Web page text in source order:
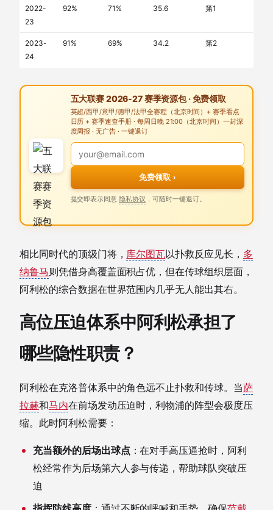
2022-
23
92% 71% 35.6 第1
2023-
24
91% 69% 34.2 第2
五大联赛 2026-27 赛季资源包 · 免费领取
英超/西甲/意甲/德甲/法甲全赛程（北京时间）+ 赛季看点
日历 + 赛季速查手册 · 每周日晚 21:00（北京时间）一封深
度周报 · 无广告 · 一键退订
免费领取 ›
提交即表示同意隐私协议 ，可随时一键退订。
相比同时代的顶级门将， 库尔图瓦以扑救反应见长， 多
纳鲁马 则凭借身高覆盖面积占优，但在传球组织层面，
阿利松的综合数据在世界范围内几乎无人能出其右。
高位压迫体系中阿利松承担了
哪些隐性职责？
阿利松在克洛普体系中的角色远不止扑救和传球。当萨
拉赫和马内在前场发动压迫时，利物浦的阵型会极度压
缩。此时阿利松需要：
充当额外的后场出球点 ：在对手高压逼抢时，阿利
松经常作为后场第六人参与传递，帮助球队突破压
迫